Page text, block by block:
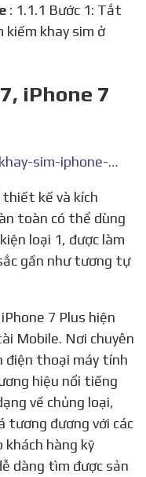
: 1.1.1 Bước 1: Tắt
kiếm khay sim ở
iPhone 7
https://chiemtaimobile.vn/khay-sim-iphone-7-iphone-7-plus-trang-den-bong-den-nham-hong-vang.html
toàn có thể dùng
loại 1, được làm
gần như tương tự
Mobile. Nơi chuyên
điện thoại máy tính
hiệu nổi tiếng
về chủng loại,
tương đương với các
khách hàng kỹ
dàng tìm được sản